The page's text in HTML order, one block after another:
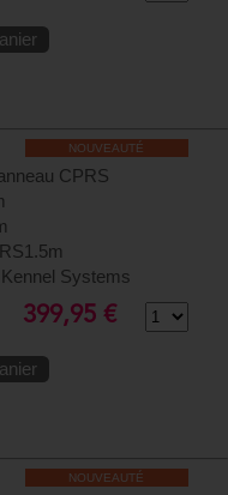
NOUVEAUTÉ
CPRS
Systems
399,95 €
NOUVEAUTÉ